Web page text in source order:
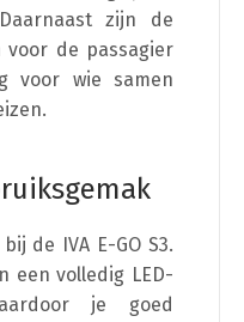
zijn de
de passagier
voor wie samen
de IVA E-GO S3.
een volledig LED-
je goed